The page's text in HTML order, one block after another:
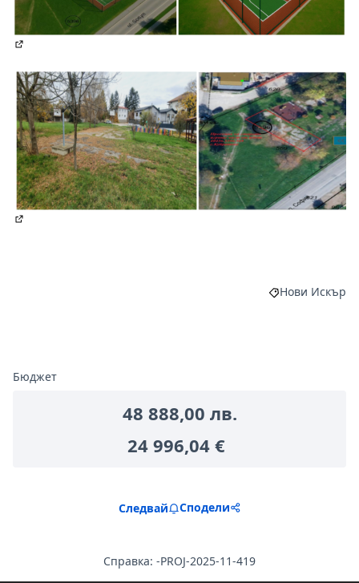
Филтриране
Нови Искър
Бюджет
48 888,00 лв.
24 996,04 €
Следвай Сподели
Справка: -PROJ-2025-11-419